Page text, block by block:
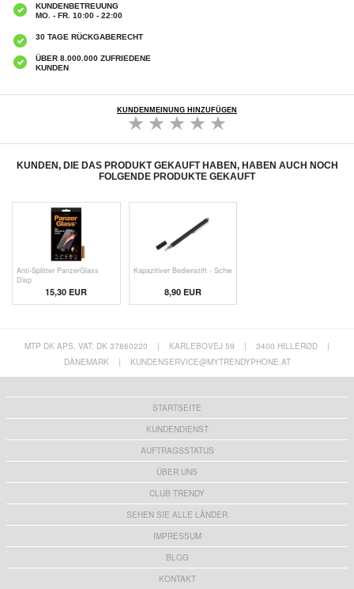
KUNDENBETREUUNG
MO. - FR. 10:00 - 22:00
30 TAGE RÜCKGABERECHT
ÜBER 8.000.000 ZUFRIEDENE
KUNDEN
KUNDENMEINUNG HINZUFÜGEN
KUNDEN, DIE DAS PRODUKT GEKAUFT HABEN, HABEN AUCH NOCH
FOLGENDE PRODUKTE GEKAUFT
Anti-Splitter PanzerGlass
Disp
15,30 EUR
Kapazitiver Bedienstift - Schw
8,90 EUR
MTP DK APS, VAT: DK 37860220 | KARLEBOVEJ 59 | 3400 HILLERØD
|
DÄNEMARK
| KUNDENSERVICE@MYTRENDYPHONE.AT
STARTSEITE
KUNDENDIENST
AUFTRAGSSTATUS
ÜBER UNS
CLUB TRENDY
SEHEN SIE ALLE LÄNDER
IMPRESSUM
BLOG
KONTAKT